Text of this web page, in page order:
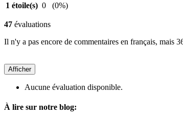
1 étoile(s) 0 (0%)
47 évaluations
Il n'y a pas encore de commentaires en français, mais
Afficher
Aucune évaluation disponible.
À lire sur notre blog: